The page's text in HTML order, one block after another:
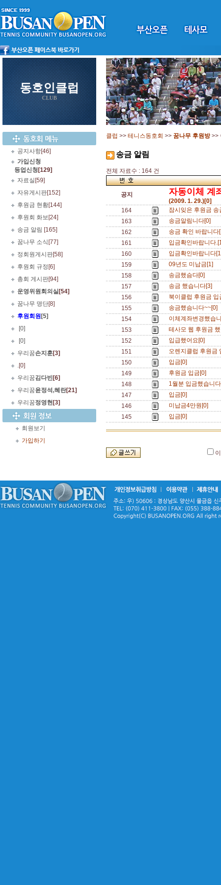
동호인클럽
CLUB
공지사항[46]
가입신청
등업신청 [129]
자료실 [59]
자유게시판[152]
후원금 현황[144]
후원회 화보 [24]
송금 알림 [165]
꿈나무 소식 [77]
정회원게시판[58]
후원회 규정 [6]
총회 게시판[94]
운영위원회의실 [54]
꿈나무 명단[8]
후원회원 [5]
[0]
[0]
우리꿈손지훈[3]
.[0]
우리꿈김다빈 [6]
우리꿈윤정석,혜란[21]
우리꿈정영현 [3]
회원보기
가입하기
클럽 >> 테니스동호회 >> 꿈나무 후원방>>
송금 알림
전체 자료수 : 164 건
공지 자동이체 계
(2009. 1. 29.)[0]
164
잠시잊은 후원금
163
송금알림니다[0]
162
송금 확인 바랍니
161
입금확인바랍니다
160
입금확인바랍니다
159
09년도 미납금[1]
158
송금했슴다[0]
157
송금 했습니다[3]
156
북이클럽 후원금
155
송금했슴니다~~[0]
154
이체계좌변경했습
153
테사모 웹 후원금
152
입급했어요[0]
151
오렌지클럽 후원
150
입금[0]
149
후원금 입금[0]
148
1월분 입금했습니
147
입금[0]
146
미납금4만원[0]
145
입금[0]